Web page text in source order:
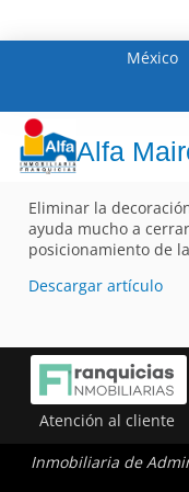
México
Alfa
Eliminar la
ayuda mucho a
posicionamiento de
Descargar artículo
Atención al cliente
Inmobiliaria de